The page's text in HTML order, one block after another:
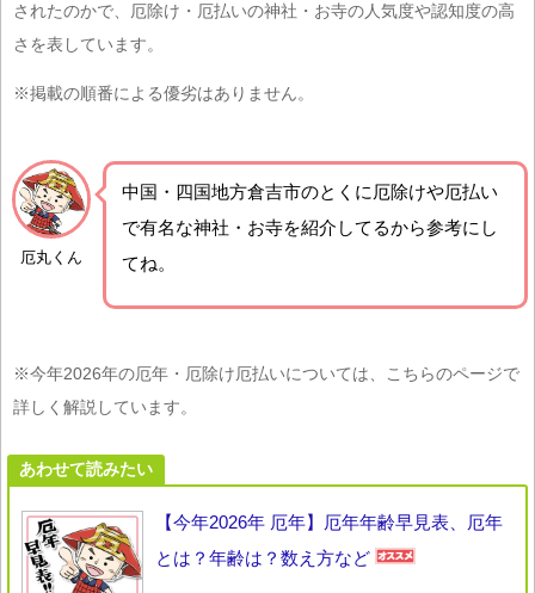
されたのかで、厄除け・厄払いの神社・お寺の人気度や認知度の高
さを表しています。
※掲載の順番による優劣はありません。
厄丸くん
中国・四国地方倉吉市のとくに厄除けや厄払い
で有名な神社・お寺を紹介 してるから参考にし
てね。
※今年2026年の厄年・厄除け厄払いについては、こちらのページで
詳しく解説しています。
あわせて読みたい
【今年2026年 厄年】厄年年齢早見表、厄年
とは？年齢は？数え方など